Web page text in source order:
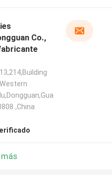
Co.,
,China